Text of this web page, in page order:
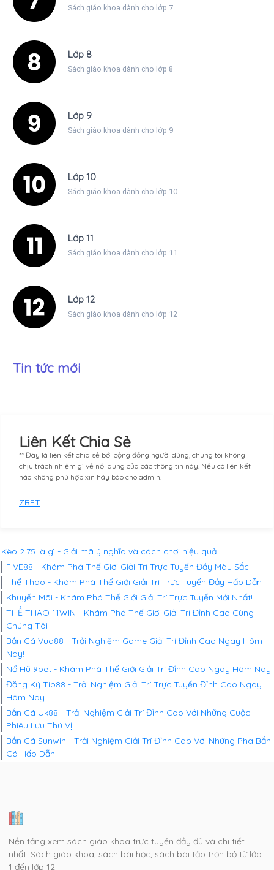
Sách giáo khoa dành cho lớp 7
Lớp 8
Sách giáo khoa dành cho lớp 8
Lớp 9
Sách giáo khoa dành cho lớp 9
Lớp 10
Sách giáo khoa dành cho lớp 10
Lớp 11
Sách giáo khoa dành cho lớp 11
Lớp 12
Sách giáo khoa dành cho lớp 12
Tin tức mới
Liên Kết Chia Sẻ
** Đây là liên kết chia sẻ bới cộng đồng người dùng, chúng tôi không
chịu trách nhiệm gì về nội dung của các thông tin này. Nếu có liên kết
nào không phù hợp xin hãy báo cho admin.
ZBET
Kèo 2.75 là gì - Giải mã ý nghĩa và cách chơi hiệu quả
FIVE88 - Khám Phá Thế Giới Giải Trí Trực Tuyến Đầy Màu Sắc
Thể Thao - Khám Phá Thế Giới Giải Trí Trực Tuyến Đầy Hấp Dẫn
Khuyến Mãi - Khám Phá Thế Giới Giải Trí Trực Tuyến Mới Nhất!
THỂ THAO 11WIN - Khám Phá Thế Giới Giải Trí Đỉnh Cao Cùng
Chúng Tôi
Bắn Cá Vua88 - Trải Nghiệm Game Giải Trí Đỉnh Cao Ngay Hôm
Nay!
Nổ Hũ 9bet - Khám Phá Thế Giới Giải Trí Đỉnh Cao Ngay Hôm Nay!
Đăng Ký Tip88 - Trải Nghiệm Giải Trí Trực Tuyến Đỉnh Cao Ngay
Hôm Nay
Bắn Cá Uk88 - Trải Nghiệm Giải Trí Đỉnh Cao Với Những Cuộc
Phiêu Lưu Thú Vị
Bắn Cá Sunwin - Trải Nghiệm Giải Trí Đỉnh Cao Với Những Pha Bắn
Cá Hấp Dẫn
Nền tảng xem sách giáo khoa trực tuyến đầy đủ và chi tiết
nhất. Sách giáo khoa, sách bài học, sách bài tập trọn bộ từ lớp
1 đến lớp 12.